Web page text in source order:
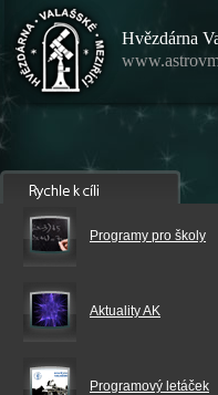
Hvězdárna
Programy pro školy
Aktuality AK
Programový letáček